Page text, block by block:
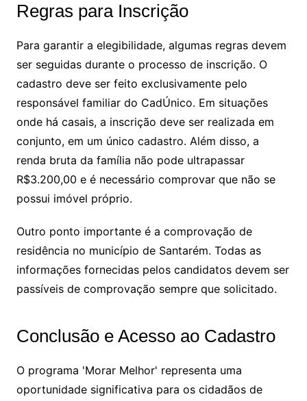
Regras para Inscrição
Para garantir a elegibilidade, algumas regras devem
ser seguidas durante o processo de inscrição. O
cadastro deve ser feito exclusivamente pelo
responsável familiar do CadÚnico. Em situações
onde há casais, a inscrição deve ser realizada em
conjunto, em um único cadastro. Além disso, a
renda bruta da família não pode ultrapassar
R$3.200,00 e é necessário comprovar que não se
possui imóvel próprio.
Outro ponto importante é a comprovação de
residência no município de Santarém. Todas as
informações fornecidas pelos candidatos devem ser
passíveis de comprovação sempre que solicitado.
Conclusão e Acesso ao Cadastro
O programa 'Morar Melhor' representa uma
oportunidade significativa para os cidadãos de